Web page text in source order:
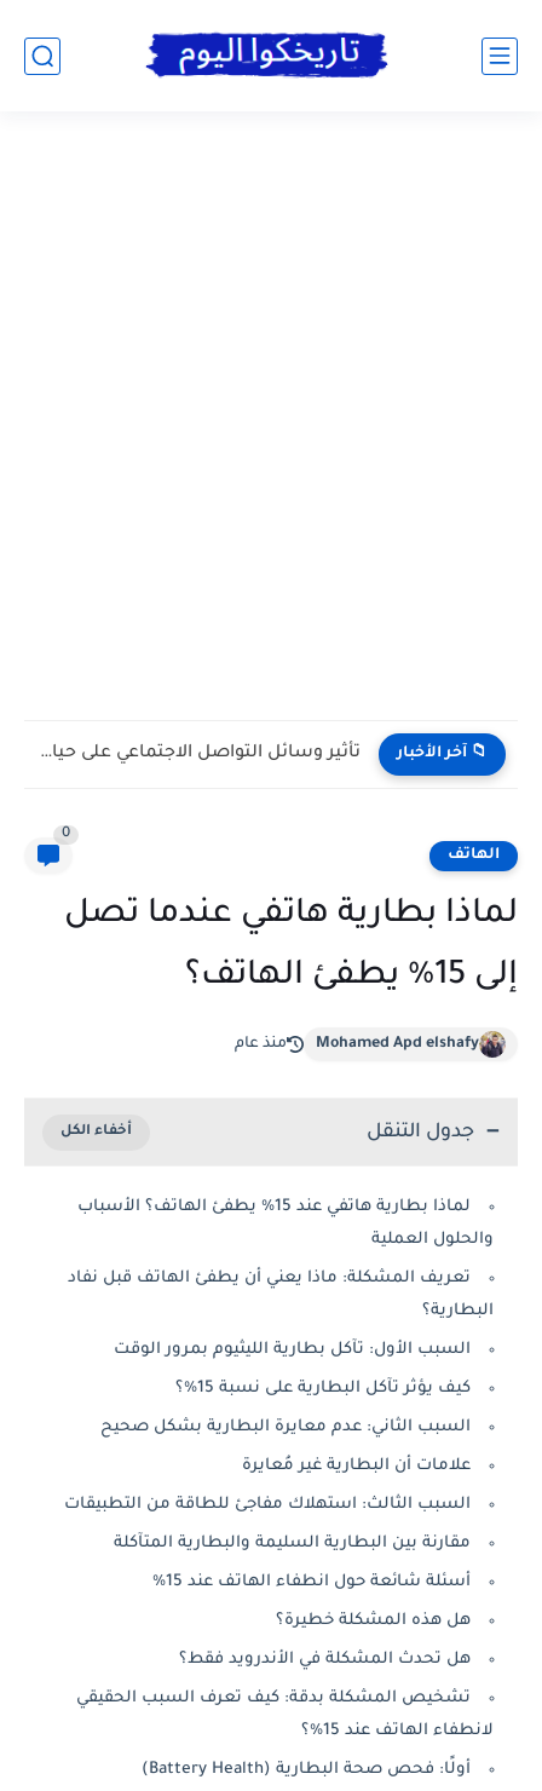
📁 آخر الأخبار تأثير وسائل التواصل الاجتماعي على حياتنا اليومية: بين الفوائد والتحديات
الهاتف
0
لماذا بطارية هاتفي عندما تصل
إلى 15% يطفئ الهاتف؟
Mohamed Apd elshafy منذ عام
جدول التنقل
لماذا بطارية هاتفي عند 15% يطفئ الهاتف؟ الأسباب
والحلول العملية
تعريف المشكلة: ماذا يعني أن يطفئ الهاتف قبل نفاد
البطارية؟
السبب الأول: تآكل بطارية الليثيوم بمرور الوقت
كيف يؤثر تآكل البطارية على نسبة 15%؟
السبب الثاني: عدم معايرة البطارية بشكل صحيح
علامات أن البطارية غير مُعايرة
السبب الثالث: استهلاك مفاجئ للطاقة من التطبيقات
مقارنة بين البطارية السليمة والبطارية المتآكلة
أسئلة شائعة حول انطفاء الهاتف عند 15%
هل هذه المشكلة خطيرة؟
هل تحدث المشكلة في الأندرويد فقط؟
تشخيص المشكلة بدقة: كيف تعرف السبب الحقيقي
لانطفاء الهاتف عند 15%؟
أولًا: فحص صحة البطارية (Battery Health)